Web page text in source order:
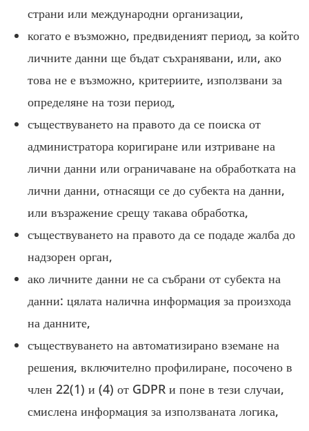
страни или международни организации,
когато е възможно, предвиденият период, за който
личните данни ще бъдат съхранявани, или, ако
това не е възможно, критериите, използвани за
определяне на този период,
съществуването на правото да се поиска от
администратора коригиране или изтриване на
лични данни или ограничаване на обработката на
лични данни, отнасящи се до субекта на данни,
или възражение срещу такава обработка,
съществуването на правото да се подаде жалба до
надзорен орган,
ако личните данни не са събрани от субекта на
данни: цялата налична информация за произхода
на данните,
съществуването на автоматизирано вземане на
решения, включително профилиране, посочено в
член 22(1) и (4) от GDPR и поне в тези случаи,
смислена информация за използваната логика,